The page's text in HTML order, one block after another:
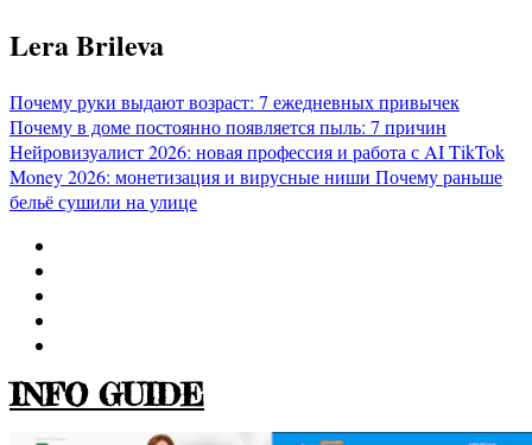
Перейти
к
Lera Brileva
Почему руки выдают возраст: 7 ежедневных привычек
Почему в доме постоянно появляется пыль: 7 причин
Нейровизуалист 2026: новая профессия и работа с AITikTok
Money 2026: монетизация и вирусные ниши Почему раньше
бельё сушили на улице
INFO GUIDE